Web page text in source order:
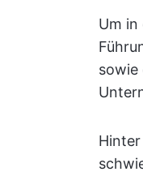
Um in
sowie